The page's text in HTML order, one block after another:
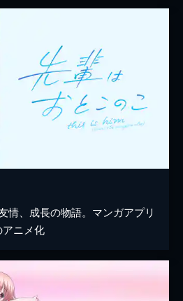
情、成長の物語。マンガアプリ
ニメ化